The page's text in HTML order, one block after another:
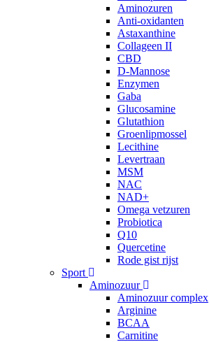
Aminozuren
Anti-oxidanten
Astaxanthine
Collageen II
CBD
D-Mannose
Enzymen
Gaba
Glucosamine
Glutathion
Groenlipmossel
Lecithine
Levertraan
MSM
NAC
NAD+
Omega vetzuren
Probiotica
Q10
Quercetine
Rode gist rijst
Sport
Aminozuur
Aminozuur complex
Arginine
BCAA
Carnitine